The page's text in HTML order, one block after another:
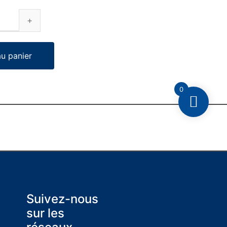
panier
Suivez-nous
sur les
0